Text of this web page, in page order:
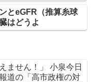
とeGFR（推算糸球
はどうよ
ん！」 小泉今日
道の「高市政権の対